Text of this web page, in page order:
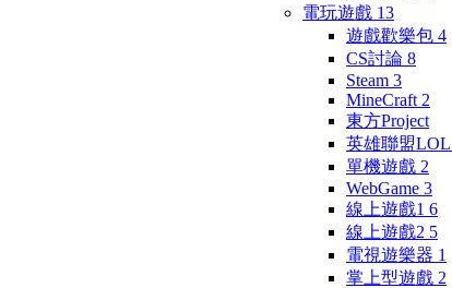
電玩遊戲 13
遊戲歡樂包 4
CS討論 8
Steam 3
MineCraft 2
東方Project
英雄聯盟LOL
單機遊戲 2
WebGame 3
線上遊戲1 6
線上遊戲2 5
電視遊樂器 1
掌上型遊戲 2